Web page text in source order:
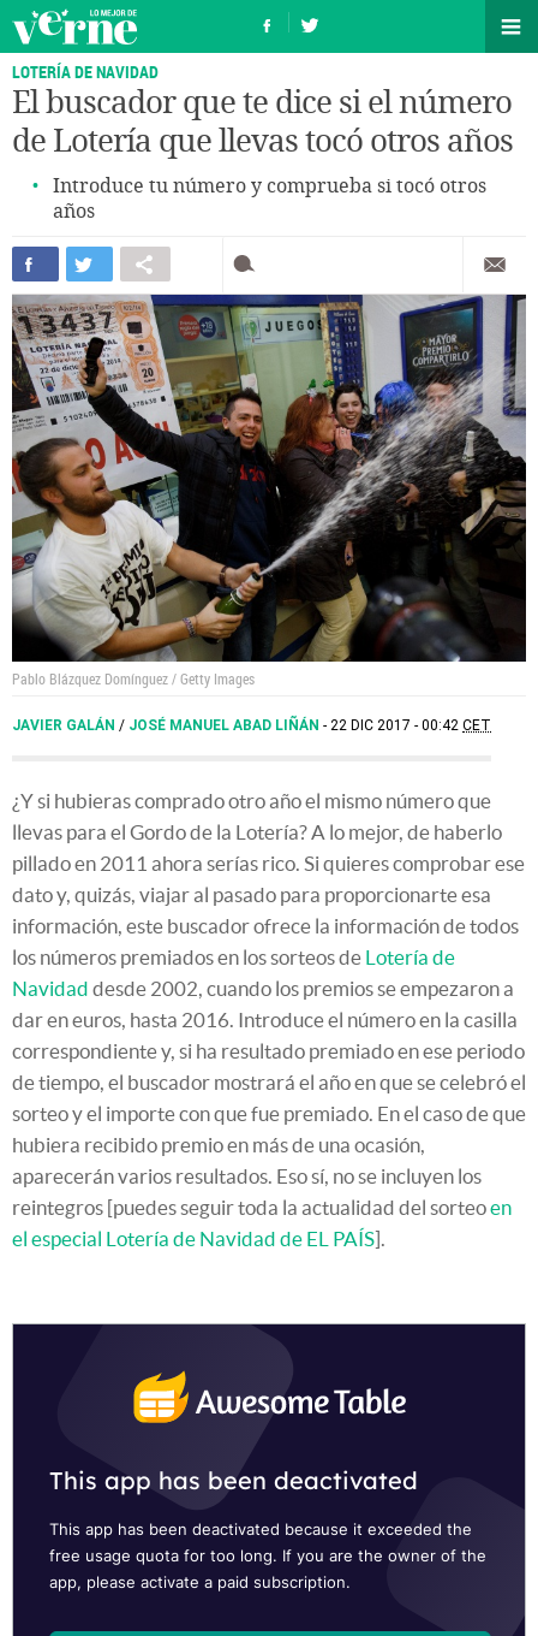
LOTERÍA DE NAVIDAD
El buscador que te dice si el número
de Lotería que llevas tocó otros años
Introduce tu número y comprueba si tocó otros
años
Pablo Blázquez Domínguez / Getty Images
JAVIER GALÁN / JOSÉ MANUEL ABAD LIÑÁN 22 DIC 2017 - 00:42 CET
¿Y si hubieras comprado otro año el mismo número que
llevas para el Gordo de la Lotería? A lo mejor, de haberlo
pillado en 2011 ahora serías rico. Si quieres comprobar ese
dato y, quizás, viajar al pasado para proporcionarte esa
información, este buscador ofrece la información de todos
los números premiados en los sorteos de Lotería de
Navidad desde 2002, cuando los premios se empezaron a
dar en euros, hasta 2016. Introduce el número en la casilla
correspondiente y, si ha resultado premiado en ese periodo
de tiempo, el buscador mostrará el año en que se celebró el
sorteo y el importe con que fue premiado. En el caso de que
hubiera recibido premio en más de una ocasión,
aparecerán varios resultados. Eso sí, no se incluyen los
reintegros [puedes seguir toda la actualidad del sorteoen
el especial Lotería de Navidad de EL PAÍS].